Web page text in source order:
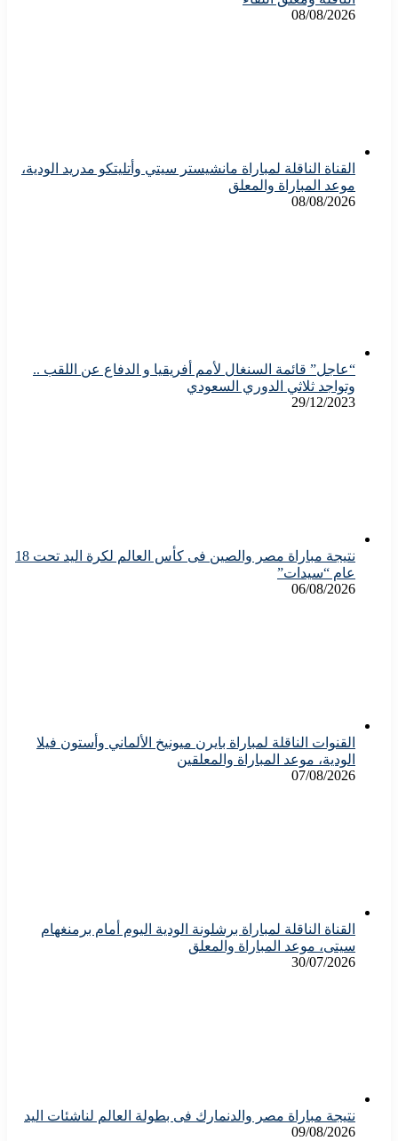
08/08/2026
القناة الناقلة لمباراة مانشيستر سيتي وأتليتكو مدريد الودية،
موعد المباراة والمعلق
08/08/2026
“عاجل” قائمة السنغال لأمم أفريقيا و الدفاع عن اللقب ..
وتواجد ثلاثي الدوري السعودي
29/12/2023
نتيجة مباراة مصر والصين فى كأس العالم لكرة اليد تحت 18
عام “سيدات”
06/08/2026
القنوات الناقلة لمباراة بايرن ميونيخ الألماني وأستون فيلا
الودية، موعد المباراة والمعلقين
07/08/2026
القناة الناقلة لمباراة برشلونة الودية اليوم أمام برمنغهام
سيتى، موعد المباراة والمعلق
30/07/2026
نتيجة مباراة مصر والدنمارك فى بطولة العالم لناشئات اليد
09/08/2026